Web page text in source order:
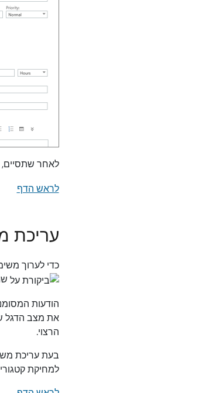
לאחר
לראש הדף
עריכת
כדי לערוך
הודעות
את מצב הדגל
הרצוי.
בעת עריכת
למחיקת